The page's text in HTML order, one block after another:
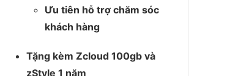
Ưu tiên hỗ trợ chăm sóc
khách hàng
Tặng kèm Zcloud 100gb và
zStyle 1 năm